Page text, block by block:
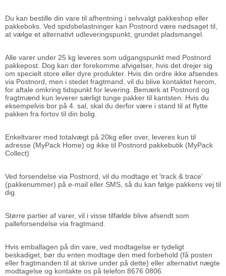
Du kan bestille din vare til afhentning i selvvalgt pakkeshop eller
pakkeboks. Ved spidsbelastninger kan Postnord være nødsaget til,
at vælge et alternativt udleveringspunkt, grundet pladsmangel.
Alle varer under 25 kg leveres som udgangspunkt med Postnord
pakkepost. Dog kan der forekomme afvigelser, hvis det drejer sig
om specielt store eller dyre produkter. Hvis din ordre ikke afsendes
via Postnord, men i stedet fragtmand, vil du blive kontaktet herom,
for aftale omkring tidspunkt for levering. Bemærk at Postnord og
fragtmænd kun leverer særligt tunge pakker til kantsten. Hvis du
eksempelvis bor på 4. sal, skal du derfor være i stand til at flytte
pakken fra fortov til din bolig.
Enkeltvarer med totalvægt på 20kg eller over, leveres kun til
adresse (MyPack Home) og ikke til Postnord pakkebutik (MyPack
Collect)
Ved forsendelse via Postnord, vil du modtage et 'track & trace'
(pakkenummer) på e-mail eller SMS, så du kan følge pakkens vej til
dig.
Større partier af varer, vil i visse tilfælde blive afsendt som
palleforsendelse via fragtmand.
Hvis emballagen på din vare, ved modtagelse er tydeligt
beskadiget, bør du enten modtage den med forbehold (få posten
eller fragtmanden til at skrive under på dette) eller alternativt nægte
modtagelse og kontakte os på telefon 8676 0806.